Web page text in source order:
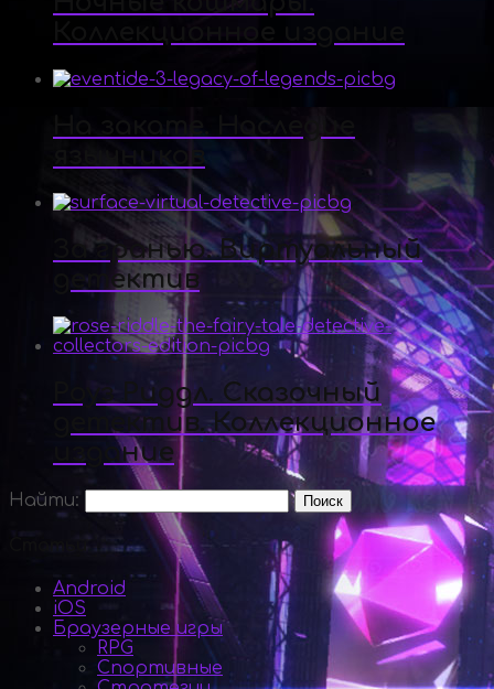
язычников
За гранью. Виртуальный
детектив
Роуз Риддл. Сказочный
детектив. Коллекционное
издание
Найти:
Статьи
Android
iOS
Браузерные игры
RPG
Спортивные